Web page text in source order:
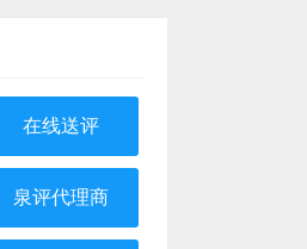
在线送评
泉评代理商